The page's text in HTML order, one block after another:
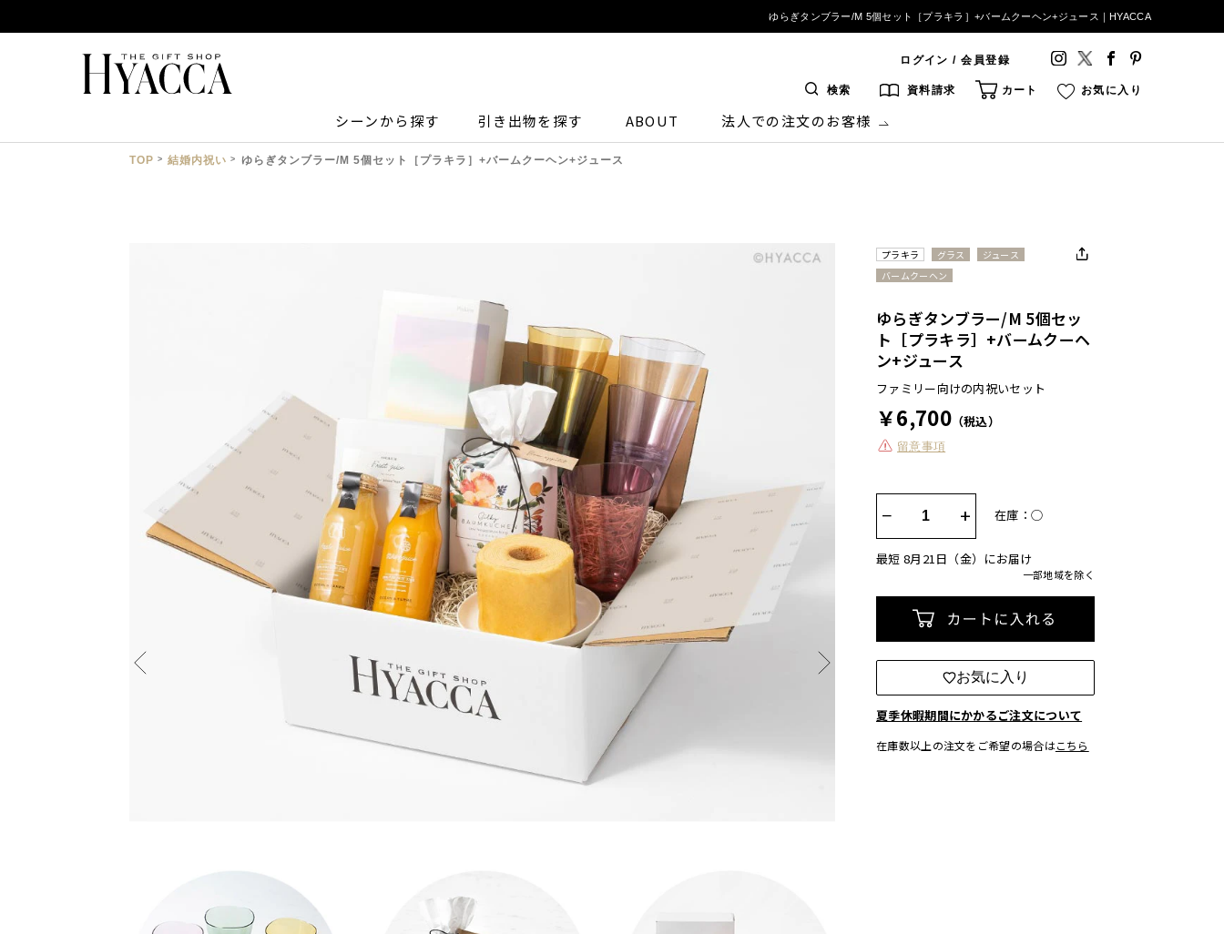
ゆらぎタンブラー/M 5個セット［プラキラ］+バームクーヘン+ジュース｜HYACCA
ログイン / 会員登録
検索 資料請求 カート お気に入り
シーンから探す 引き出物を探す ABOUT 法人での注文のお客様
TOP 結婚内祝い ゆらぎタンブラー/M 5個セット［プラキラ］+バームクーヘン+ジュース
プラキラ グラス
ジュース
バームクーヘン
ゆらぎタンブラー/M 5個セッ
ト［プラキラ］+バームクーヘ
ン+ジュース
ファミリー向けの内祝いセット
￥6,700（税込）
留意事項
− + 在庫：◯
最短 8月21日（金）にお届け
一部地域を除く
お気に入り
夏季休暇期間にかかるご注文について
在庫数以上の注文をご希望の場合はこちら